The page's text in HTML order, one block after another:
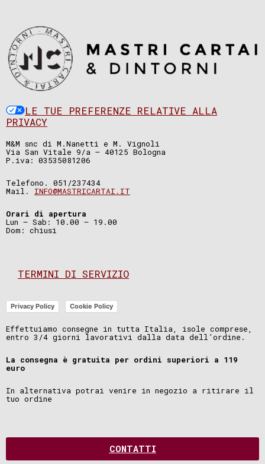
LE TUE PREFERENZE RELATIVE ALLA
PRIVACY
M&M snc di M.Nanetti e M. Vignoli
Via San Vitale 9/a – 40125 Bologna
P.iva: 03535081206
Telefono. 051/237434
Mail. INFO@MASTRICARTAI.IT
Orari di apertura
Lun – Sab: 10.00 – 19.00
Dom: chiusi
TERMINI DI SERVIZIO
Privacy Policy Cookie Policy
Effettuiamo consegne in tutta Italia, isole comprese,
entro 3/4 giorni lavorativi dalla data dell’ordine.
La consegna è gratuita per ordini superiori a 119
euro
In alternativa potrai venire in negozio a ritirare il
tuo ordine
CONTATTI